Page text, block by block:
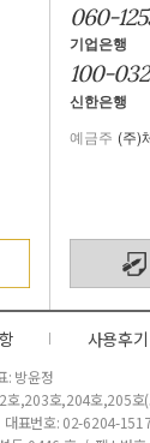
060-
기업은행
100-
신한은행
예금주 (주)
사용후기
: 방윤정
호,203호,204호,205호
표번호: 02-6204-